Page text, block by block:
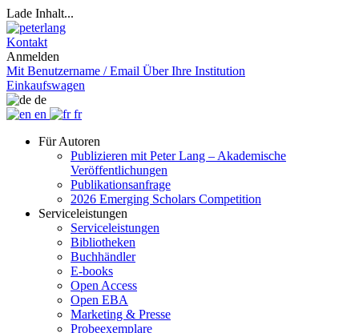
Lade Inhalt...
Kontakt
Anmelden
Mit Benutzername / Email Über Ihre Institution
Einkaufswagen
de
en
fr
Für Autoren
Publizieren mit Peter Lang – Akademische
Veröffentlichungen
Publikationsanfrage
2026 Emerging Scholars Competition
Serviceleistungen
Serviceleistungen
Bibliotheken
Buchhändler
E-books
Open Access
Open EBA
Marketing & Presse
Probeexemplare